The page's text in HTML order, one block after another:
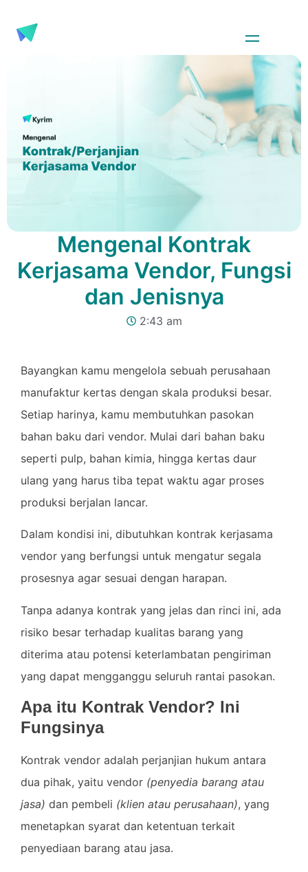
Mengenal Kontrak
Kerjasama Vendor, Fungsi
dan Jenisnya
2:43 am
Bayangkan kamu mengelola sebuah perusahaan
manufaktur kertas dengan skala produksi besar.
Setiap harinya, kamu membutuhkan pasokan
bahan baku dari vendor. Mulai dari bahan baku
seperti pulp, bahan kimia, hingga kertas daur
ulang yang harus tiba tepat waktu agar proses
produksi berjalan lancar.
Dalam kondisi ini, dibutuhkan kontrak kerjasama
vendor yang berfungsi untuk mengatur segala
prosesnya agar sesuai dengan harapan.
Tanpa adanya kontrak yang jelas dan rinci ini, ada
risiko besar terhadap kualitas barang yang
diterima atau potensi keterlambatan pengiriman
yang dapat mengganggu seluruh rantai pasokan.
Apa itu Kontrak Vendor? Ini
Fungsinya
Kontrak vendor adalah perjanjian hukum antara
dua pihak, yaitu vendor (penyedia barang atau
jasa) dan pembeli (klien atau perusahaan), yang
menetapkan syarat dan ketentuan terkait
penyediaan barang atau jasa.